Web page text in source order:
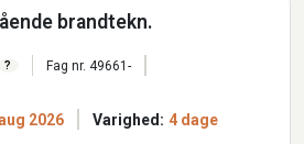
brandtekn.
?
Fag nr. 49661-
2026 Varighed: 4 dage